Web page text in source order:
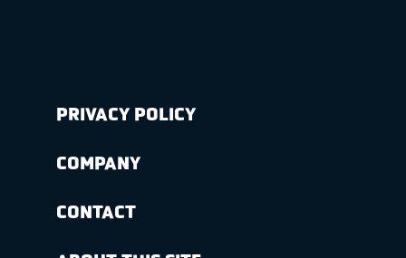
PRIVACY POLICY
COMPANY
CONTACT